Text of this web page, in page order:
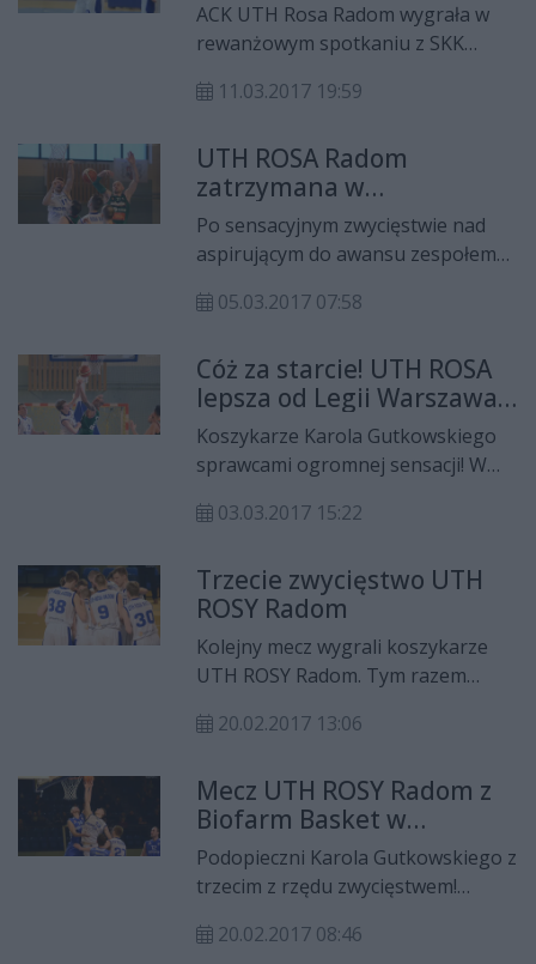
ACK UTH Rosa Radom wygrała w
rewanżowym spotkaniu z SKK
początkowych problemów, nie dali
11.03.2017 19:59
UTH ROSA Radom
zatrzymana w
Inowrocławiu
Po sensacyjnym zwycięstwie nad
aspirującym do awansu zespołem
ROSY Radom w następnej kolejce
Inowrocławia. Niestety podopieczni
Karola Gutkowskiego mimo
ogromnej walki przegrali z
gospodarzem Notecią Inowrocław
73:69.
05.03.2017 07:58
Cóż za starcie! UTH ROSA
lepsza od Legii Warszawa!
(WIDEO)
Koszykarze Karola Gutkowskiego
sprawcami ogromnej sensacji! W
zmierzyła się z aktualnym
Legią Warszawa. Lepsi w derbach
Mazowsza okazali się radomianie,
którzy po dramatycznym meczu,
wygrali po dogrywce 85:79!
03.03.2017 15:22
Trzecie zwycięstwo UTH
ROSY Radom
Kolejny mecz wygrali koszykarze
UTH ROSY Radom. Tym razem
Gutkowskiego pokonała we własnej
20.02.2017 13:06
Mecz UTH ROSY Radom z
Biofarm Basket w
obiektywie (GALERIA)
Podopieczni Karola Gutkowskiego z
trzecim z rzędu zwycięstwem!
ostatnią niedzielę (19 lutego)
20.02.2017 08:46